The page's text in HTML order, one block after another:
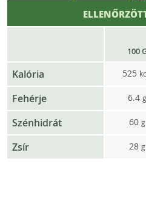
100
Kalória 525
Fehérje 6.4 g
Szénhidrát 60 g
Zsír 28 g